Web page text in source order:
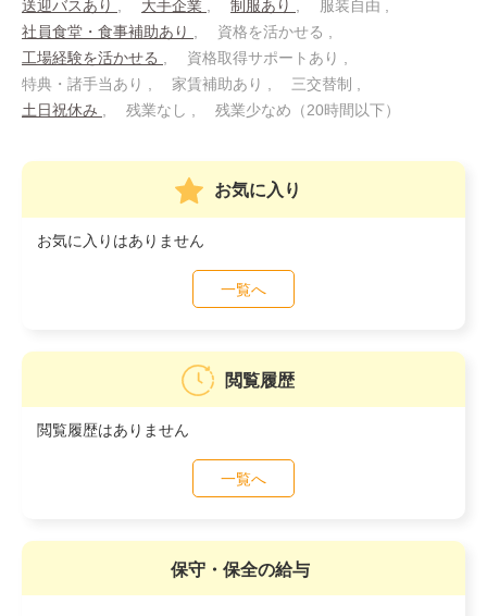
送迎バスあり 大手企業 制服あり
服装自由
社員食堂・食事補助あり
資格を活かせる
工場経験を活かせる
資格取得サポートあり
特典・諸手当あり
家賃補助あり
三交替制
土日祝休み
残業なし 残業少なめ（20時間以下）
お気に入り
お気に入りはありません
一覧へ
閲覧履歴
閲覧履歴はありません
一覧へ
保守・保全の給与